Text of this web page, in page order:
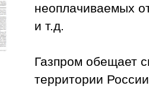
неоплачиваемых
и т.д.
Газпром обещает
территории